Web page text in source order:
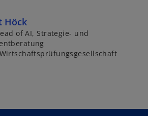
Höck
of AI, Strategie- und
Wirtschaftsprüfungsgesellschaft